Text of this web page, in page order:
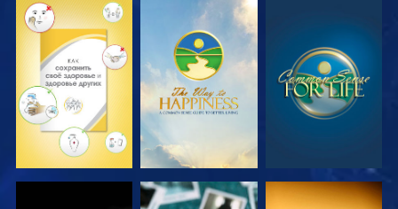
СМОТРЕТЬ СМОТРЕТЬ СМОТРЕТЬ